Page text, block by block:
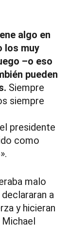
algo en
los muy
–o eso
pueden
Siempre
siempre
presidente
como
malo
a
y ​​hicieran
Michael